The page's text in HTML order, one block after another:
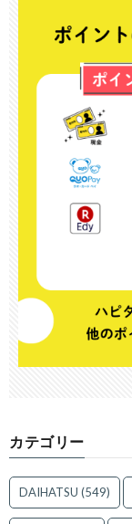
カテゴリー
DAIHATSU (549)